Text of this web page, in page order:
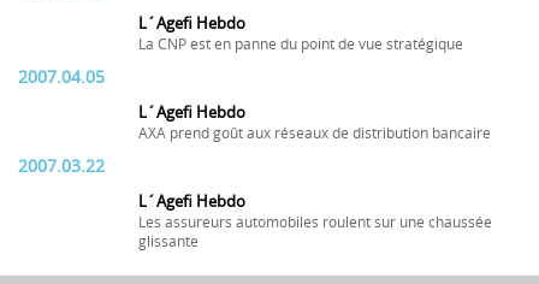
L´Agefi Hebdo
La CNP est en panne du point de vue stratégique
2007.04.05
L´Agefi Hebdo
AXA prend goût aux réseaux de distribution bancaire
2007.03.22
L´Agefi Hebdo
Les assureurs automobiles roulent sur une chaussée
glissante